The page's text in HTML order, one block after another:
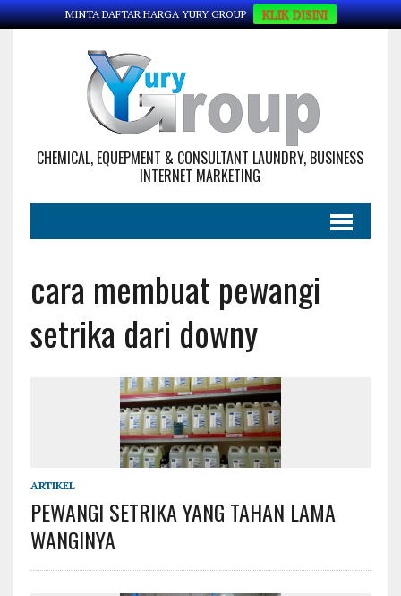
MINTA DAFTAR HARGA YURY GROUP KLIK DISINI
CHEMICAL, EQUEPMENT & CONSULTANT LAUNDRY, BUSINESS
INTERNET MARKETING
cara membuat pewangi
setrika dari downy
ARTIKEL
PEWANGI SETRIKA YANG TAHAN LAMA
WANGINYA